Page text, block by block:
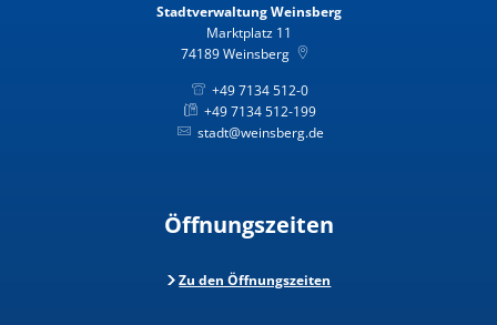
Stadtverwaltung Weinsberg
Marktplatz 11
74189Weinsberg
+49 7134 512-0
+49 7134 512-199
stadt@weinsberg.de
Öffnungszeiten
Zu den Öffnungszeiten